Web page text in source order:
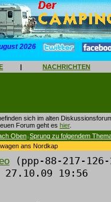
2026
| NACHRICHTEN
sich im alten
Forum geht es hier.
Oben | Sprung zu folgendem
ans Nordkap
(ppp-88-217-
19:56